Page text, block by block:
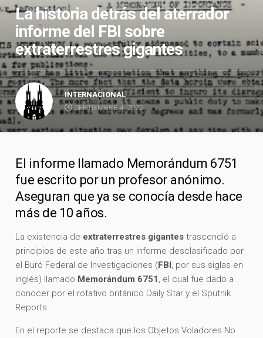
La historia detrás del aterrador
informe del FBI sobre
extraterrestres gigantes
INTERNACIONAL
SEPTIEMBRE 4, 2022
El informe llamado Memorándum 6751
fue escrito por un profesor anónimo.
Aseguran que ya se conocía desde hace
más de 10 años.
La existencia de extraterrestres gigantes trascendió a
principios de este año tras un informe desclasificado por
el Buró Federal de Investigaciones (FBI, por sus siglas en
inglés) llamado Memorándum 6751 , el cual fue dado a
conocer por el rotativo británico Daily Star y el Sputnik
Reports.
En el reporte se destaca que los Objetos Voladores No